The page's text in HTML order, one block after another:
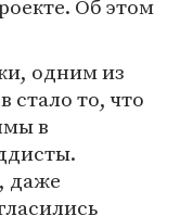
Об этом
одним из
стало то, что
в
даже